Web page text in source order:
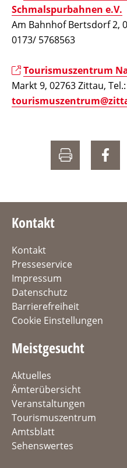
Schmalspurbahnen e.V.
Am Bahnhof Bertsdorf 2,
0173/ 5768563
Tourismuszentrum
Markt 9, 02763 Zittau,
Kontakt
Kontakt
Presseservice
Impressum
Datenschutz
Barrierefreiheit
Cookie Einstellungen
Meistgesucht
Aktuelles
Ämterübersicht
Veranstaltungen
Tourismuszentrum
Amtsblatt
Sehenswertes